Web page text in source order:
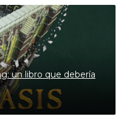
un libro que debería